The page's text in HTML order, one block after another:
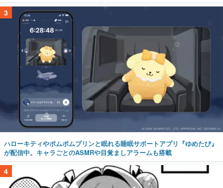
3
ハローキティやポムポムプリンと眠れる睡眠サポートアプリ『ゆめたび』
が配信中。キャラごとのASMRや目覚ましアラームも搭載
4